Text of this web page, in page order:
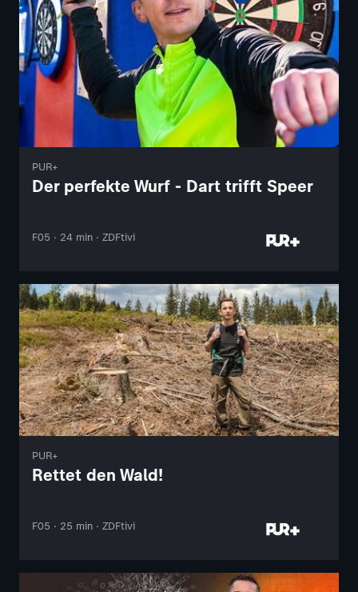
PUR+
Der perfekte Wurf - Dart trifft Speer
F05 · 24 min · ZDFtivi
PUR+
Rettet den Wald!
F05 · 25 min · ZDFtivi